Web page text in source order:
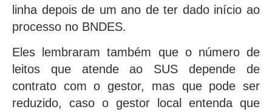
linha depois de um ano de ter dado início ao
processo no BNDES.
Eles lembraram também que o número de
leitos que atende ao SUS depende de
contrato com o gestor, mas que pode ser
reduzido, caso o gestor local entenda que